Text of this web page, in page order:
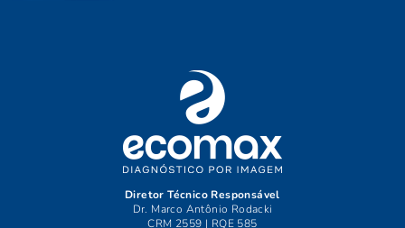
Diretor Técnico Responsável
Dr. Marco Antônio Rodacki
CRM 2559 | RQE 585